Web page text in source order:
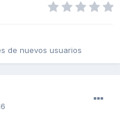
de nuevos usuarios